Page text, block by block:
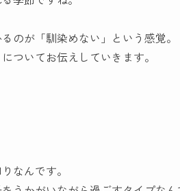
のが「馴染めない」という感覚。
ついてお伝えしていきます。
なんです。